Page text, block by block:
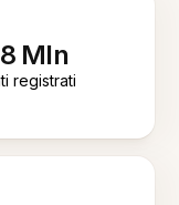
Mln
registrati